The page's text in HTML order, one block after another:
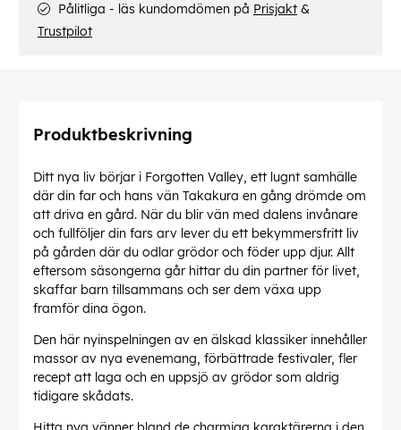
Pålitliga - läs kundomdömen på Prisjakt &
Trustpilot
Produktbeskrivning
Ditt nya liv börjar i Forgotten Valley, ett lugnt samhälle
där din far och hans vän Takakura en gång drömde om
att driva en gård. När du blir vän med dalens invånare
och fullföljer din fars arv lever du ett bekymmersfritt liv
på gården där du odlar grödor och föder upp djur. Allt
eftersom säsongerna går hittar du din partner för livet,
skaffar barn tillsammans och ser dem växa upp
framför dina ögon.
Den här nyinspelningen av en älskad klassiker innehåller
massor av nya evenemang, förbättrade festivaler, fler
recept att laga och en uppsjö av grödor som aldrig
tidigare skådats.